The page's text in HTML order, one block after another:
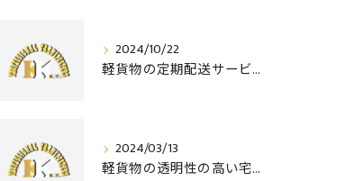
2024/10/22
軽貨物の定期配送サービスで安心の配達を
2024/03/13
軽貨物の透明性の高い宅配サービスとは？